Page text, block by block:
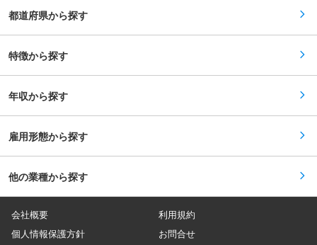
都道府県から探す
特徴から探す
年収から探す
雇用形態から探す
他の業種から探す
会社概要
利用規約
個人情報保護方針
お問合せ